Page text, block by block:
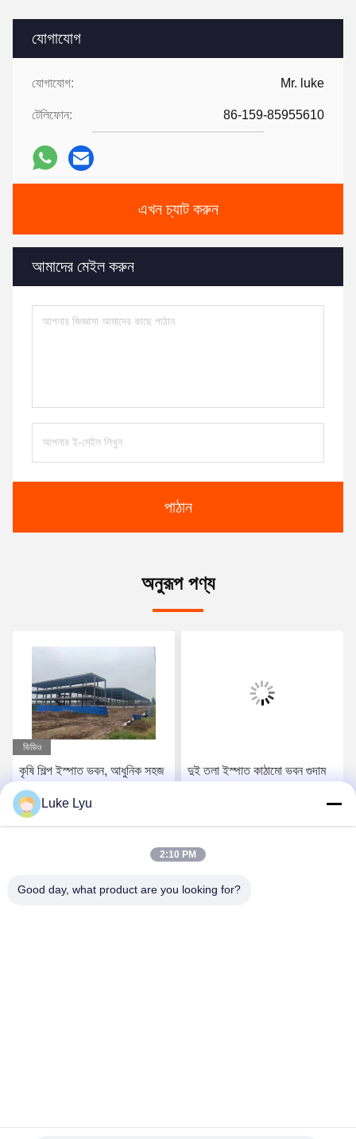
যোগাযোগ
যোগাযোগ: Mr. luke
টেলিফোন: 86-159-85955610
এখন চ্যাট করুন
আমাদের মেইল করুন
পাঠান
অনুরূপ পণ্য
ভিডিও
কৃষি শিল্প ইস্পাত ভবন, আধুনিক সহজ
নির্মাণ ধাতু শ্যাড গুদাম
দুই তলা ইস্পাত কাঠামো ভবন গুদাম
Luke Lyu
2:10 PM
Good day, what product are you looking for?